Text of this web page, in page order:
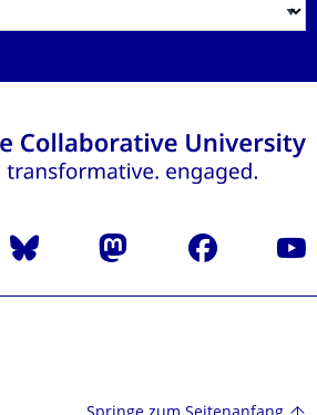
Bluesky Mastodon Facebook